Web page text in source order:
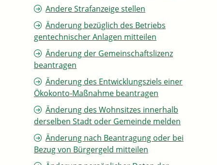
Andere Strafanzeige stellen
Änderung bezüglich des Betriebs
gentechnischer Anlagen mitteilen
Änderung der Gemeinschaftslizenz
beantragen
Änderung des Entwicklungsziels einer
Ökokonto-Maßnahme beantragen
Änderung des Wohnsitzes innerhalb
derselben Stadt oder Gemeinde melden
Änderung nach Beantragung oder bei
Bezug von Bürgergeld mitteilen